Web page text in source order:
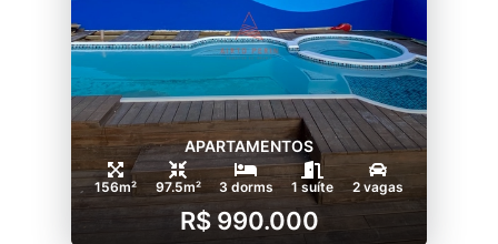
APARTAMENTOS
156m² 97.5m² 3 dorms 1 suíte 2 vagas
R$ 990.000